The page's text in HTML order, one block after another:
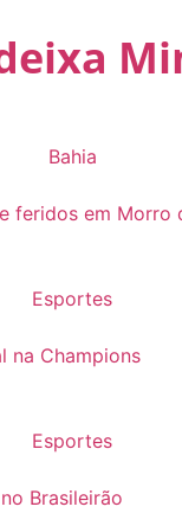
Bahia
feridos em Morro
Esportes
na Champions
Esportes
Brasileirão